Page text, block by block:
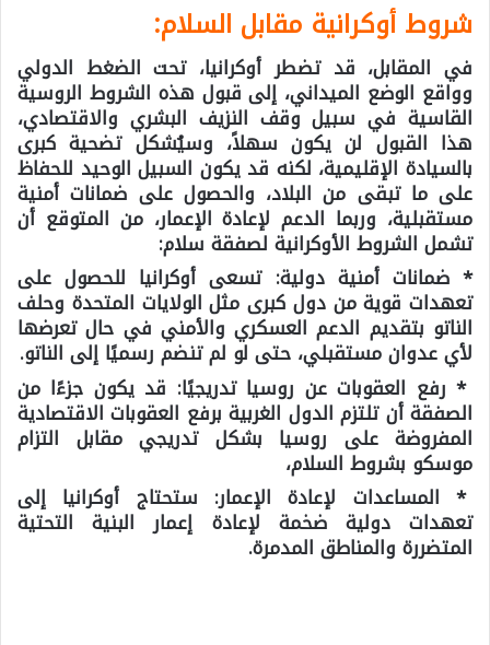
شروط أوكرانية مقابل السلام:
في المقابل، قد تضطر أوكرانيا، تحت الضغط الدولي
وواقع الوضع الميداني، إلى قبول هذه الشروط الروسية
القاسية في سبيل وقف النزيف البشري والاقتصادي،
هذا القبول لن يكون سهلاً، وسيُشكل تضحية كبرى
بالسيادة الإقليمية، لكنه قد يكون السبيل الوحيد للحفاظ
على ما تبقى من البلاد، والحصول على ضمانات أمنية
مستقبلية، وربما الدعم لإعادة الإعمار، من المتوقع أن
تشمل الشروط الأوكرانية لصفقة سلام:
* ضمانات أمنية دولية: تسعى أوكرانيا للحصول على
تعهدات قوية من دول كبرى مثل الولايات المتحدة وحلف
الناتو بتقديم الدعم العسكري والأمني في حال تعرضها
لأي عدوان مستقبلي، حتى لو لم تنضم رسميًا إلى الناتو.
* رفع العقوبات عن روسيا تدريجيًا: قد يكون جزءًا من
الصفقة أن تلتزم الدول الغربية برفع العقوبات الاقتصادية
المفروضة على روسيا بشكل تدريجي مقابل التزام
موسكو بشروط السلام،
* المساعدات لإعادة الإعمار: ستحتاج أوكرانيا إلى
تعهدات دولية ضخمة لإعادة إعمار البنية التحتية
المتضررة والمناطق المدمرة.